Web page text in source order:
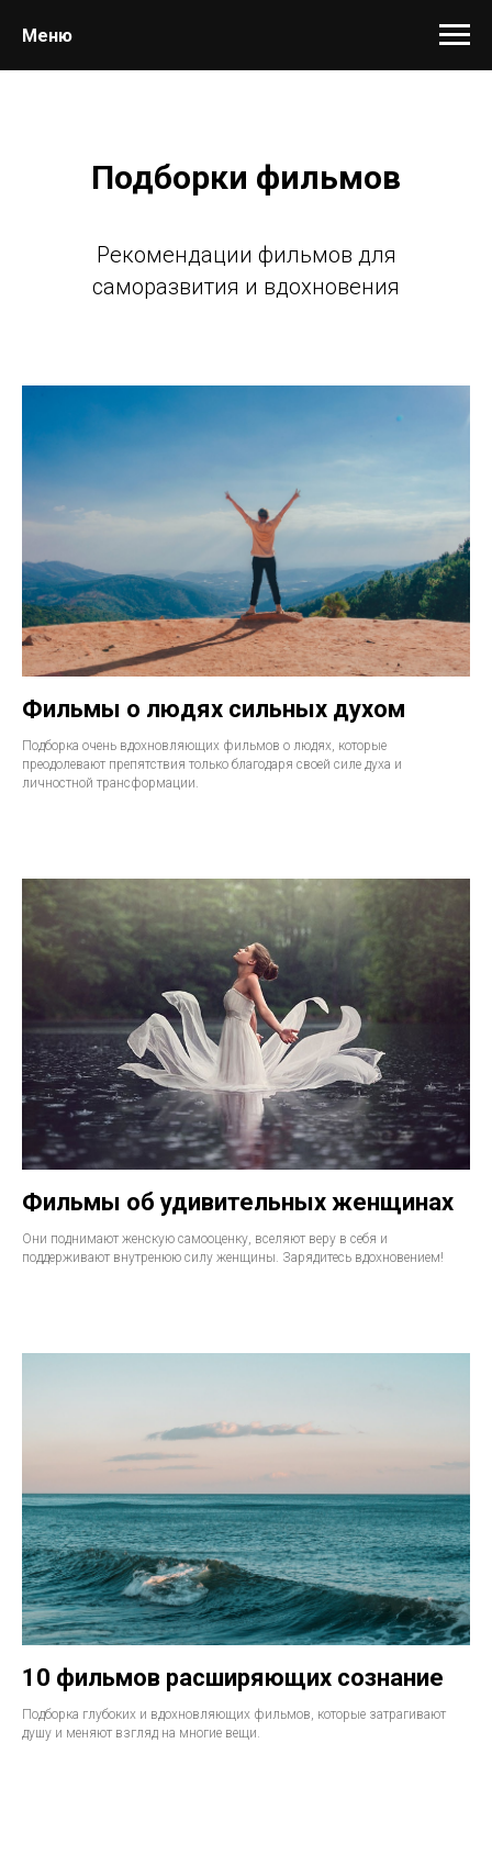
Меню
Подборки фильмов
Рекомендации фильмов для
саморазвития и вдохновения
Фильмы о людях сильных духом
Подборка очень вдохновляющих фильмов о людях, которые
преодолевают препятствия только благодаря своей силе духа и
личностной трансформации.
Фильмы об удивительных женщинах
Они поднимают женскую самооценку, вселяют веру в себя и
поддерживают внутренюю силу женщины. Зарядитесь вдохновением!
10 фильмов расширяющих сознание
Подборка глубоких и вдохновляющих фильмов, которые затрагивают
душу и меняют взгляд на многие вещи.